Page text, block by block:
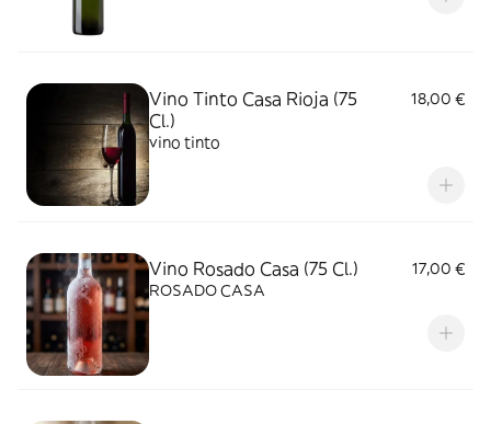
Vino Tinto Casa Rioja (75
Cl.)
18,00 €
vino tinto
Vino Rosado Casa (75 Cl.)
17,00 €
ROSADO CASA